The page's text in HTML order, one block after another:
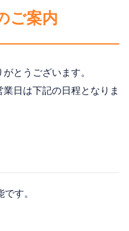
ご案内
とうございます。
日は下記の日程となりま
す。